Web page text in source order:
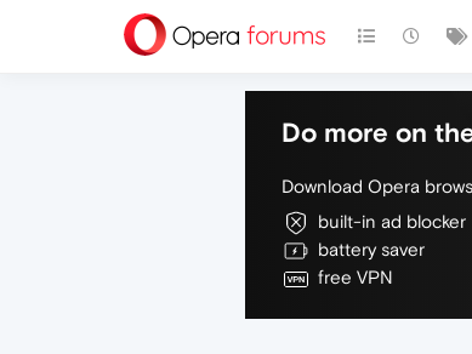
Do more on
Download Opera
built-in ad blocker
battery saver
free VPN